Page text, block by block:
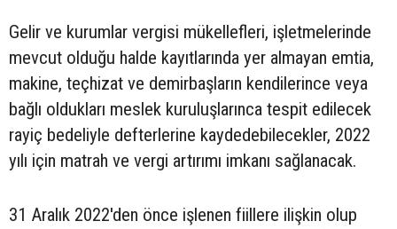
Gelir ve kurumlar vergisi mükellefleri, işletmelerinde
mevcut olduğu halde kayıtlarında yer almayan emtia,
makine, teçhizat ve demirbaşların kendilerince veya
bağlı oldukları meslek kuruluşlarınca tespit edilecek
rayiç bedeliyle defterlerine kaydedebilecekler, 2022
yılı için matrah ve vergi artırımı imkanı sağlanacak.
31 Aralık 2022'den önce işlenen fiillere ilişkin olup